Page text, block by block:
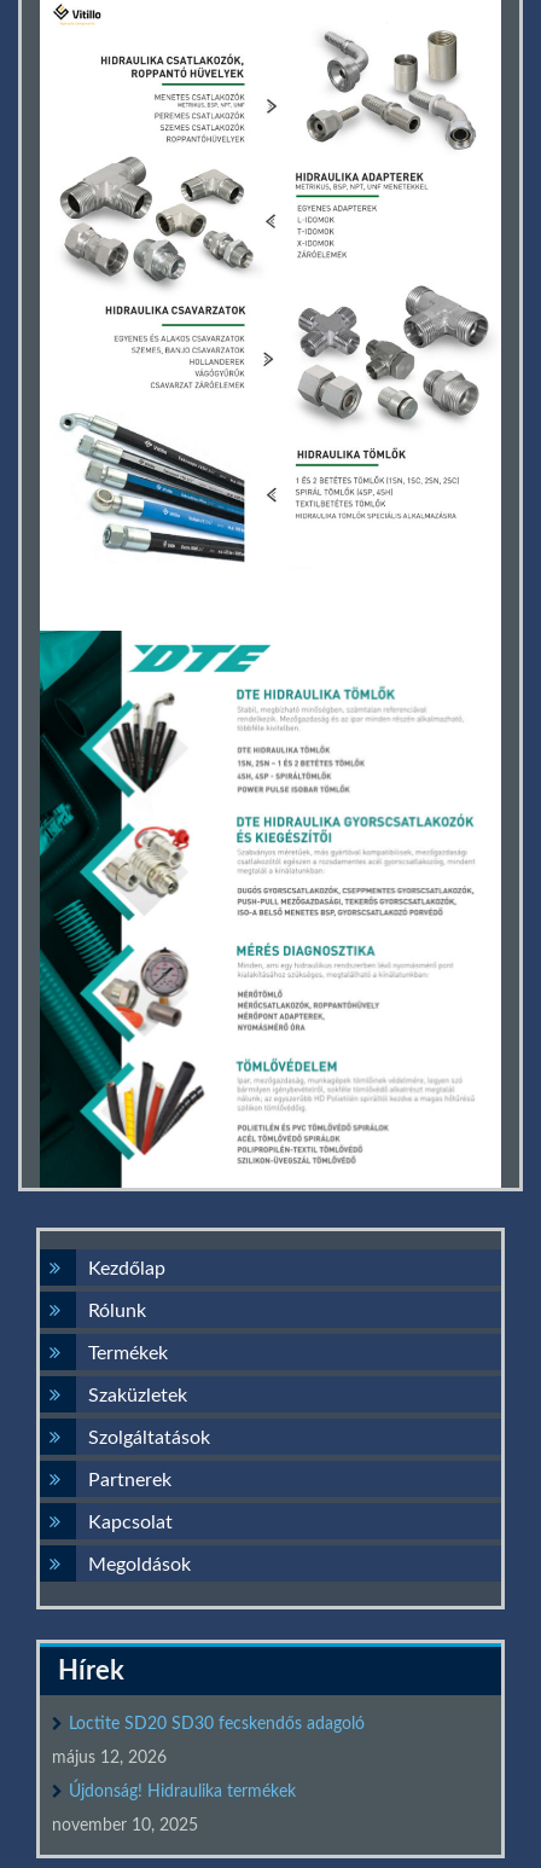
Kezdőlap
Rólunk
Termékek
Szaküzletek
Szolgáltatások
Partnerek
Kapcsolat
Megoldások
Hírek
Loctite SD20 SD30 fecskendős adagoló
május 12, 2026
Újdonság! Hidraulika termékek
november 10, 2025